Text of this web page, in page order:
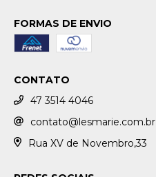
FORMAS DE ENVIO
CONTATO
47 3514 4046
contato@lesmarie.com.br
Rua XV de Novembro,33